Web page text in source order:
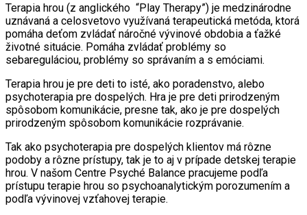
Terapia hrou (z anglického “Play Therapy”) je medzinárodne
uznávaná a celosvetovo využívaná terapeutická metóda, ktorá
pomáha deťom zvládať náročné vývinové obdobia a ťažké
životné situácie. Pomáha zvládať problémy so
sebareguláciou, problémy so správaním a s emóciami.
Terapia hrou je pre deti to isté, ako poradenstvo, alebo
psychoterapia pre dospelých. Hra je pre deti prirodzeným
spôsobom komunikácie, presne tak, ako je pre dospelých
prirodzeným spôsobom komunikácie rozprávanie.
Tak ako psychoterapia pre dospelých klientov má rôzne
podoby a rôzne prístupy, tak je to aj v prípade detskej terapie
hrou. V našom Centre Psyché Balance pracujeme podľa
prístupu terapie hrou so psychoanalytickým porozumením a
podľa vývinovej vzťahovej terapie.